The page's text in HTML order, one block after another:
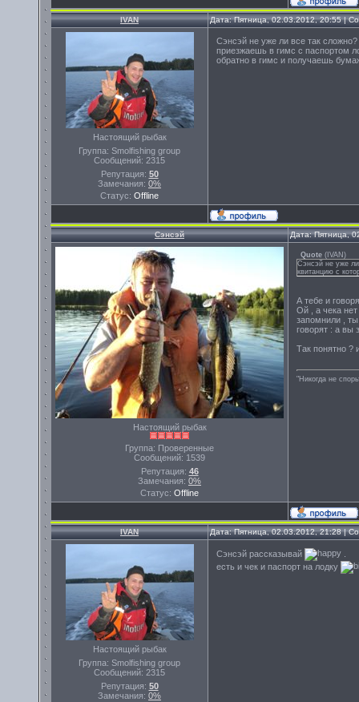
IVAN Дата: Пятница, 02.03.2012, 20:55 |
Настоящий рыбак
Группа: Smolfishing group
Сообщений: 2315
Репутация: 50
Замечания: 0%
Статус: Offline
Сэнсэй не уже ли все так сложно?
приезжаешь в гимс с паспортом
обратно в гимс и получаешь
Сэнсэй Дата: Пятница,
Настоящий рыбак
Группа: Проверенные
Сообщений: 1539
Репутация: 46
Замечания: 0%
Статус: Offline
Quote ( IVAN )
Сэнсэй не уже
квитанцию с
А тебе и
Ой , а чека
запомнили ,
говорят : а вы
Так понятно ?
"Никогда не
IVAN Дата: Пятница, 02.03.2012, 21:28 |
Настоящий рыбак
Группа: Smolfishing group
Сообщений: 2315
Репутация: 50
Замечания: 0%
Сэнсэй рассказывай
есть и чек и паспорт на лодку